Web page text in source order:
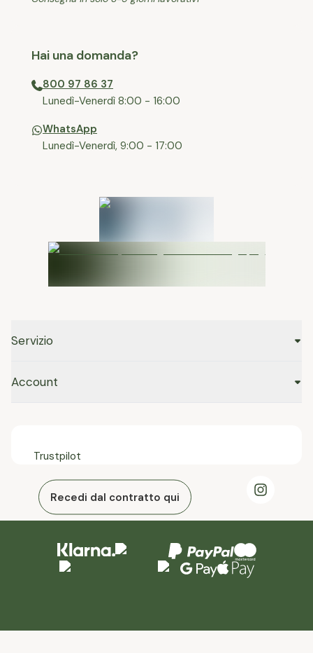
Hai una domanda?
800 97 86 37
⁠Lunedì-Venerdì 8:00 - 16:00
WhatsApp
Lunedì-Venerdì, 9:00 - 17:00
Servizio
Account
Trustpilot
Recedi dal contratto qui